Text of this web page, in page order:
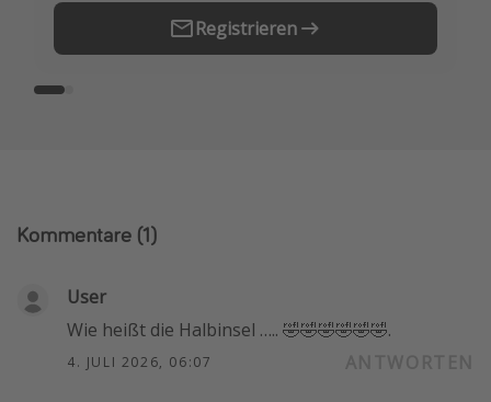
Registrieren
Kommentare (1)
User
Wie heißt die Halbinsel ….. 🤣🤣🤣🤣🤣🤣.
4. JULI 2026, 06:07